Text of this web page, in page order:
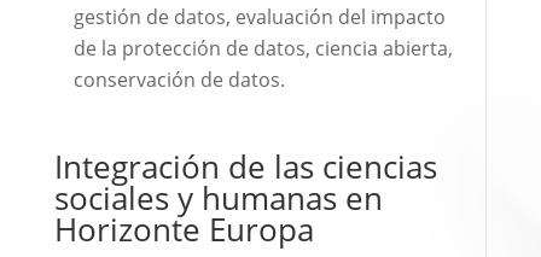
gestión de datos, evaluación del impacto
de la protección de datos, ciencia abierta,
conservación de datos.
Integración de las ciencias
sociales y humanas en
Horizonte Europa